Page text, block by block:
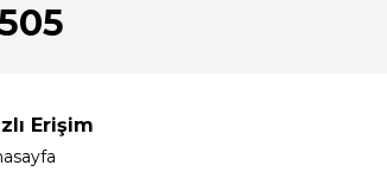
Erişim